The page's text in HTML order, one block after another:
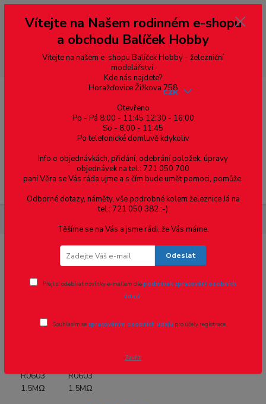
--- pro zákazníky ze Slovenska a jiných zemí, pokud chcete platit v eurech
přepněte si e-shop na euro 💶 pro přepočet měny - pravý horní roh ---
dobírky – pokud si z nějakého důvodu zásilku nevyzvednete, bude po
domluvě zaslána znovu s opětovnou platbou za poštovné, v opačném
případě bude zrušena a účet přidán na blacklist a rušeny následující
objednávky.
Menu
CZK
SMD Rezistor R0603 1.5MΩ +-1%
Novinka Akce
Vítejte na Našem rodinném e-shopu
a obchodu Balíček Hobby
Vítejte na našem e-shopu Balíček Hobby - železniční
modelářství.
Kde nás najdete?
Horažďovice Žižkova 758
Otevřeno
Po - Pá 8:00 - 11:45 12:30 - 16:00
So - 8:00 - 11:45
Po telefonické domluvě kdykoliv
Info o objednávkách, přidání, odebrání položek, úpravy
objednávek na tel.: 721 050 700
paní Věra se Vás ráda ujme a s čím bude umět pomoci, pomůže.
Odborné dotazy, náměty, vše podrobné kolem železnice Já na
tel.: 721 050 382 :-)
Těšíme se na Vás a jsme rádi, že Vás máme.
Odeslat
Přeji si odebírat novinky e-mailem dlepodmínek zpracování osobních
údajů.
Souhlasím se zpracováním osobních údajů pro účely registrace.
Zavřít